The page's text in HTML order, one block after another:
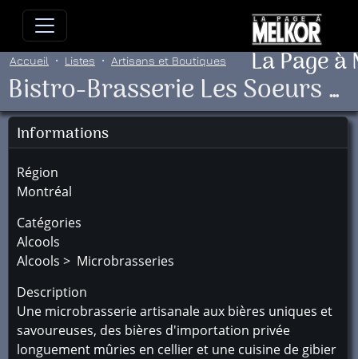
Allez directement au contenu
La Page
Accueil Listes Artisans et Boutiques
Bistro-Brasserie Les Soeurs Grises Montréal
Informations
Région
Montréal
Catégories
Alcools
Alcools > Microbrasseries
Description
Une microbrasserie artisanale aux bières uniques et
savoureuses, des bières d'importation privée
longuement mûries en cellier et une cuisine de gibier